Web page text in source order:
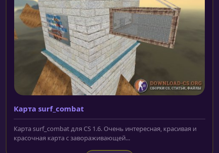
Карта surf_combat
Карта surf_combat для CS 1.6. Очень интересная, красивая и
красочная карта с завораживающей...